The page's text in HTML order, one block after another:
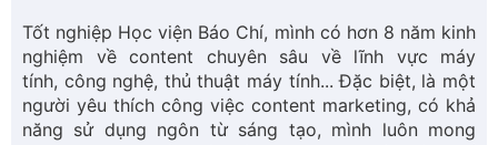
Tốt nghiệp Học viện Báo Chí, mình có hơn 8 năm kinh
nghiệm về content chuyên sâu về lĩnh vực máy
tính, công nghệ, thủ thuật máy tính... Đặc biệt, là một
người yêu thích công việc content marketing, có khả
năng sử dụng ngôn từ sáng tạo, mình luôn mong